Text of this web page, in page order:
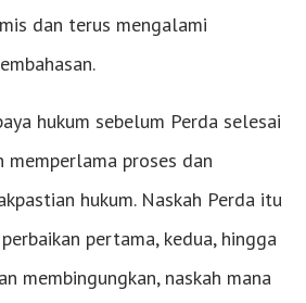
dan terus mengalami
hukum sebelum Perda selesai
memperlama proses dan
hukum. Naskah Perda itu
pertama, kedua, hingga
membingungkan, naskah mana